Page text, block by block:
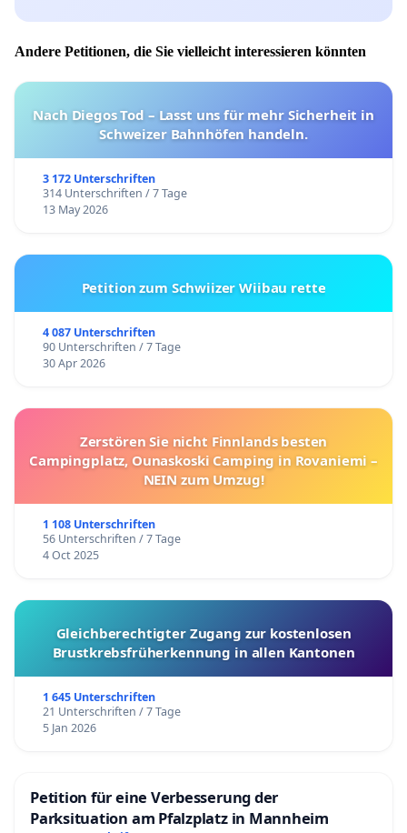
Andere Petitionen, die Sie vielleicht interessieren könnten
Nach Diegos Tod – Lasst uns für mehr Sicherheit in
Schweizer Bahnhöfen handeln.
3 172 Unterschriften
314 Unterschriften / 7 Tage
13 May 2026
Petition zum Schwiizer Wiibau rette
4 087 Unterschriften
90 Unterschriften / 7 Tage
30 Apr 2026
Zerstören Sie nicht Finnlands besten
Campingplatz, Ounaskoski Camping in Rovaniemi –
NEIN zum Umzug!
1 108 Unterschriften
56 Unterschriften / 7 Tage
4 Oct 2025
Gleichberechtigter Zugang zur kostenlosen
Brustkrebsfrüherkennung in allen Kantonen
1 645 Unterschriften
21 Unterschriften / 7 Tage
5 Jan 2026
Petition für eine Verbesserung der
Parksituation am Pfalzplatz in Mannheim